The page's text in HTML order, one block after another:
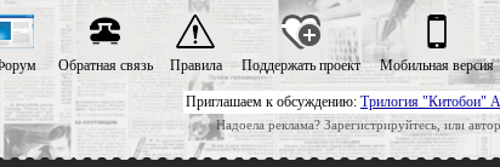
Приглашаем к обсуждению: Трилогия "Китобои"
Надоела реклама? Зарегистрируйтесь, или
Обратная связь Правила Поддержать проект Мобильная версия